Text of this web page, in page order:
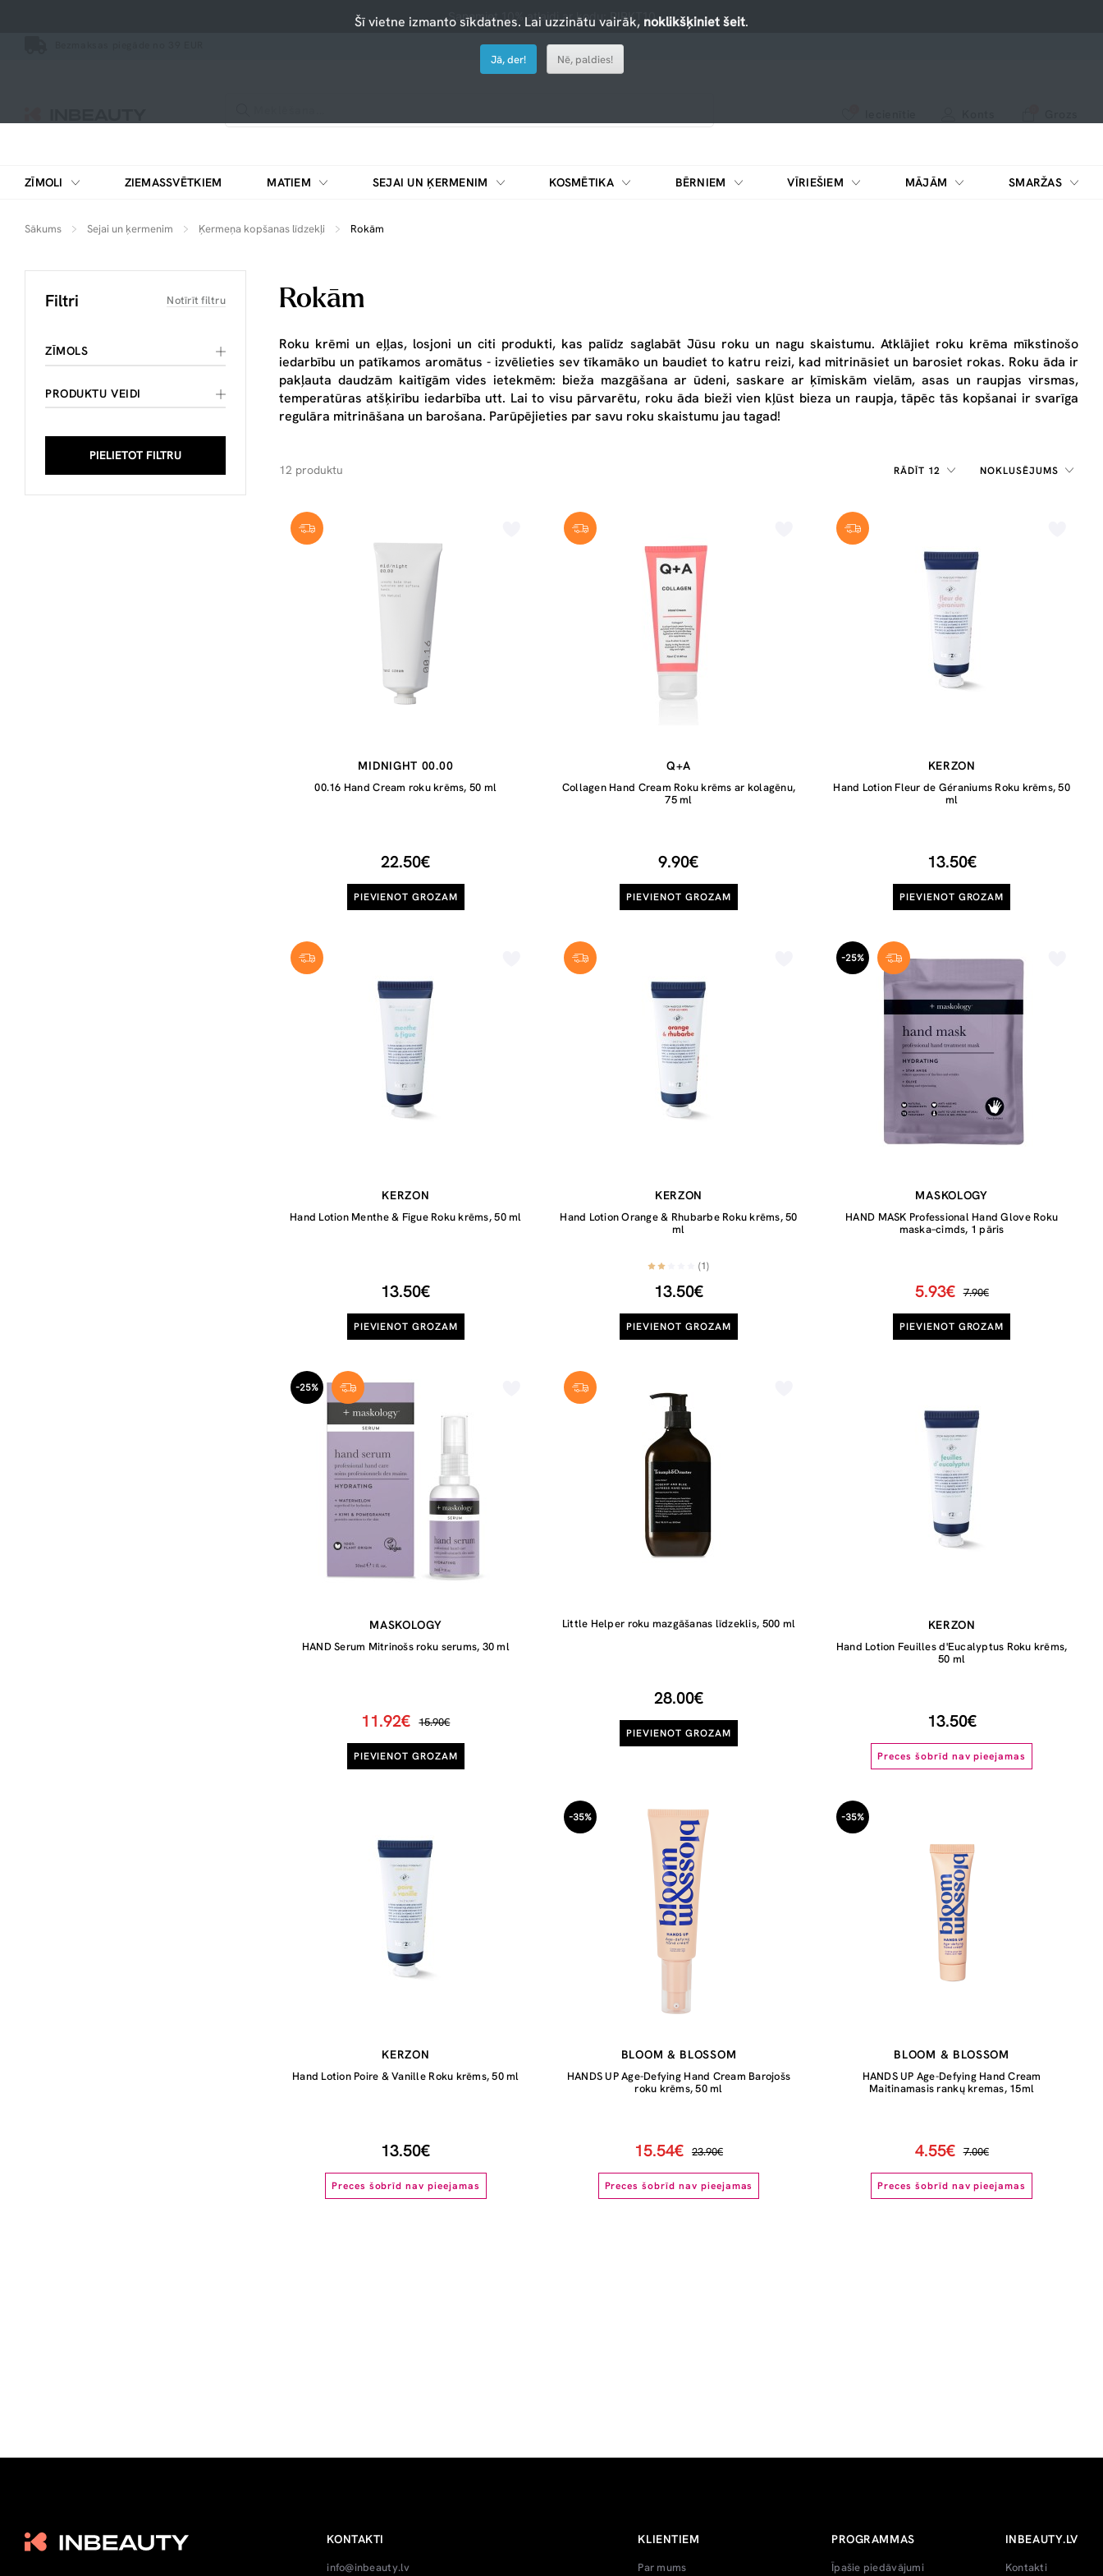
Saņemiet 10% atlaidi ar kodu: PIRKT10
ZĪMOLI ZIEMASSVĒTKIEM MATIEM SEJAI UN ĶERMENIM KOSMĒTIKA BĒRNIEM VĪRIEŠIEM MĀJĀM SMARŽAS
Sākums Sejai un ķermenim Ķermeņa kopšanas līdzekļi Rokām
Filtri Notīrīt filtru
ZĪMOLS
PRODUKTU VEIDI
PIELIETOT FILTRU
Rokām
Roku krēmi un eļļas, losjoni un citi produkti, kas palīdz saglabāt Jūsu roku un nagu skaistumu. Atklājiet roku krēma mīkstinošo
iedarbību un patīkamos aromātus - izvēlieties sev tīkamāko un baudiet to katru reizi, kad mitrināsiet un barosiet rokas. Roku āda ir
pakļauta daudzām kaitīgām vides ietekmēm: bieža mazgāšana ar ūdeni, saskare ar ķīmiskām vielām, asas un raupjas virsmas,
temperatūras atšķirību iedarbība utt. Lai to visu pārvarētu, roku āda bieži vien kļūst bieza un raupja, tāpēc tās kopšanai ir svarīga
regulāra mitrināšana un barošana. Parūpējieties par savu roku skaistumu jau tagad!
RĀDĪT 12 NOKLUSĒJUMS
12 produktu
MIDNIGHT 00.00
00.16 Hand Cream roku krēms, 50 ml
22.50€
PIEVIENOT GROZAM
Q+A
Collagen Hand Cream Roku krēms ar kolagēnu,
75 ml
9.90€
PIEVIENOT GROZAM
KERZON
Hand Lotion Fleur de Géraniums Roku krēms, 50
ml
13.50€
PIEVIENOT GROZAM
KERZON
Hand Lotion Menthe & Figue Roku krēms, 50 ml
13.50€
PIEVIENOT GROZAM
KERZON
Hand Lotion Orange & Rhubarbe Roku krēms, 50
ml
(1)
13.50€
PIEVIENOT GROZAM
-25%
MASKOLOGY
HAND MASK Professional Hand Glove Roku
maska–cimds, 1 pāris
5.93€ 7.90€
PIEVIENOT GROZAM
-25%
MASKOLOGY
HAND Serum Mitrinošs roku serums, 30 ml
11.92€ 15.90€
PIEVIENOT GROZAM
Little Helper roku mazgāšanas līdzeklis, 500 ml
28.00€
PIEVIENOT GROZAM
KERZON
Hand Lotion Feuilles d'Eucalyptus Roku krēms,
50 ml
13.50€
Preces šobrīd nav pieejamas
KERZON
Hand Lotion Poire & Vanille Roku krēms, 50 ml
13.50€
Preces šobrīd nav pieejamas
-35%
BLOOM & BLOSSOM
HANDS UP Age-Defying Hand Cream Barojošs
roku krēms, 50 ml
15.54€ 23.90€
Preces šobrīd nav pieejamas
-35%
BLOOM & BLOSSOM
HANDS UP Age-Defying Hand Cream
Maitinamasis rankų kremas, 15ml
4.55€ 7.00€
Preces šobrīd nav pieejamas
KONTAKTI
info@inbeauty.lv
KLIENTIEM
Par mums
PROGRAMMAS
Īpašie piedāvājumi
INBEAUTY.LV
Kontakti
Šī vietne izmanto sīkdatnes. Lai uzzinātu vairāk, noklikšķiniet šeit.
Jā, der! Nē, paldies!